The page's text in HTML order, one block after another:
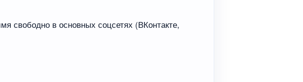
свободно в основных соцсетях (ВКонтакте,